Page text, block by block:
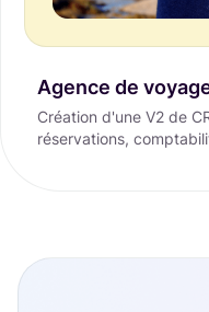
Agence de
Création d'une V2 de
réservations,